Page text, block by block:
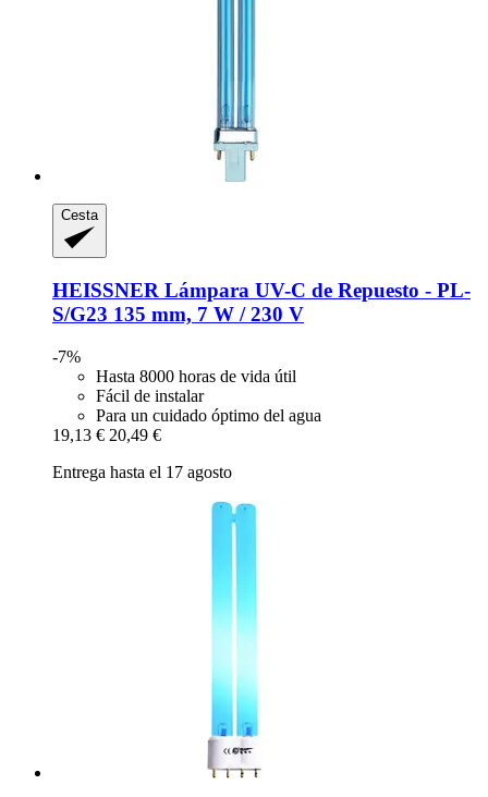
Cesta
HEISSNER Lámpara UV-​C de Repuesto -​ PL-​
S/G23 135 mm, 7 W / 230 V
-7%
Hasta 8000 horas de vida útil
Fácil de instalar
Para un cuidado óptimo del agua
19,13 € 20,49 €
Entrega hasta el 17 agosto